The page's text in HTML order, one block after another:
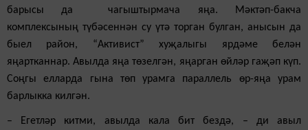
барысы да чагыштырмача яңа. Мәктәп-бакча
комплексының түбәсеннән су үтә торган булган, анысын да
быел район, “Активист” хуҗалыгы ярдәме белән
яңартканнар. Авылда яңа төзелгән, яңарган өйләр гаҗәп күп.
Соңгы елларда гына төп урамга параллель өр-яңа урам
барлыкка килгән.
– Егетләр китми, авылда кала бит бездә, – ди авыл